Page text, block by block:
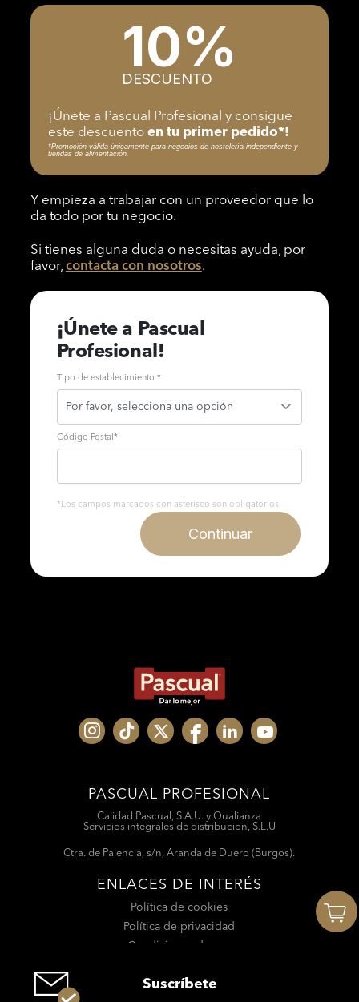
Suscríbete
10%
DESCUENTO
¡Únete a Pascual Profesional y consigue
este descuentoen tu primer pedido*!
*Promoción válida únicamente para negocios de hostelería independiente y
tiendas de alimentación.
Y empieza a trabajar con un proveedor que lo
da todo por tu negocio.
Si tienes alguna duda o necesitas ayuda, por
favor, contacta con nosotros.
¡Únete a Pascual
Profesional!
Tipo de establecimiento *
Código Postal*
*Los campos marcados con asterisco son obligatorios
Continuar
Suscríbete
PASCUAL PROFESIONAL
Calidad Pascual, S.A.U. y Qualianza
Servicios integrales de distribucion, S.L.U
Ctra. de Palencia, s/n, Aranda de Duero (Burgos).
ENLACES DE INTERÉS
Política de cookies
Política de privacidad
Condiciones de uso